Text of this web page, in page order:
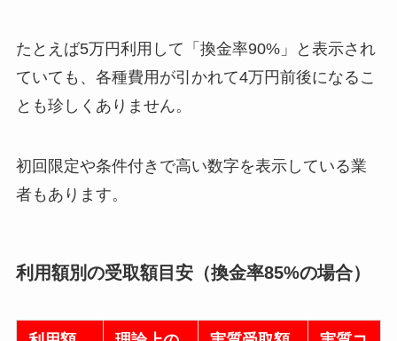
たとえば5万円利用して「換金率90%」と表示され
ていても、各種費用が引かれて4万円前後になるこ
とも珍しくありません。
初回限定や条件付きで高い数字を表示している業
者もあります。
利用額別の受取額目安（換金率85%の場合）